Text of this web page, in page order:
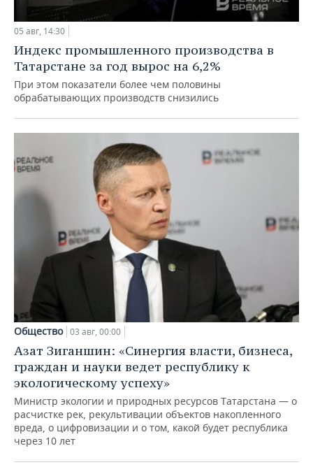
05 авг, 14:30
Индекс промышленного производства в
Татарстане за год вырос на 6,2%
При этом показатели более чем половины
обрабатывающих производств снизились
Общество 03 авг, 00:00
Азат Зиганшин: «Синергия власти, бизнеса,
граждан и науки ведет республику к
экологическому успеху»
Министр экологии и природных ресурсов Татарстана — о
расчистке рек, рекультивации объектов накопленного
вреда, о цифровизации и о том, какой будет республика
через 10 лет